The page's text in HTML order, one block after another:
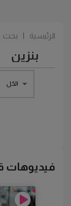
الرئيسية بحث
الكل
فيديوهات